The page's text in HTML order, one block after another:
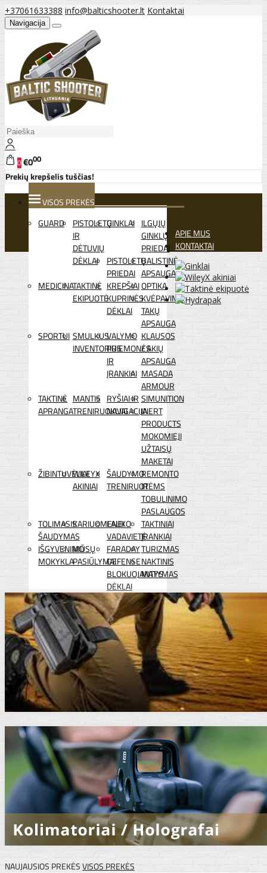
+37061633388 info@balticshooter.lt Kontaktai
Navigacija
0€000
Prekių krepšelis tuščias!
VISOS PREKĖS
GUARD
PISTOLETŲ
IR
DĖTUVIŲ
DĖKLAI
GINKLAI ILGŲJŲ
GINKLŲ
PRIEDAI
PISTOLETŲ
PRIEDAI
BALISTINĖ
APSAUGA
MEDICINATAKTINĖ
EKIPUOTĖ
KREPŠIAI
KUPRINĖS
DĖKLAI
OPTIKA
KVĖPAVIMO
TAKŲ
APSAUGA
SPORTUI SMULKUS
INVENTORIUS
VALYMO
PRIEMONĖS
IR
ĮRANKIAI
KLAUSOS
/ AKIŲ
APSAUGA
MASADA
ARMOUR
TAKTINĖ
APRANGA
MANTIS
TRENIRUOKLIAI
RYŠIAI IR
NAVIGACIJA
SIMUNITION
INERT
PRODUCTS
MOKOMIEJI
UŽTAISŲ
MAKETAI
ŽIBINTUVĖLIAI
WILEYX
AKINIAI
ŠAUDYMO
TRENIRUOTĖMS
REMONTO
IR
TOBULINIMO
PASLAUGOS
TOLIMASIS
ŠAUDYMAS
KARIUOMENEI
LAUKO
VADAVIETĖ
TAKTINIAI
ĮRANKIAI
IŠGYVENIMO
MOKYKLA
MŪSŲ
PASIŪLYMAI
FARADAY
DEFENSE
BLOKUOJANTYS
DĖKLAI
TURIZMAS
NAKTINIS
MATYMAS
APIE MUS
KONTAKTAI
NAUJAUSIOS PREKĖSVISOS PREKĖS